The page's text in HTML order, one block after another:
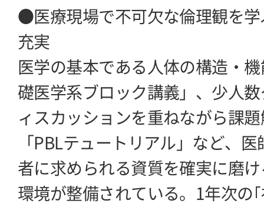
●医療現場で不可欠な倫理観を学
充実
医学の基本である人体の構造・
礎医学系ブロック講義」、少人
ィスカッションを重ねながら課
「PBLテュートリアル」など、
者に求められる資質を確実に磨
環境が整備されている。1年次の